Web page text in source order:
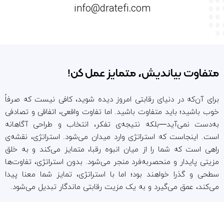
info@dratefi.com
متفاوت بیاندیش، متمایز عمل کن!
برای آن‌که در دنیای رقابتی امروز دیده شوید، کافی نیست که صرفاً
خوب باشید؛ باید متفاوت باشید. اما تفاوت واقعی، اتفاقی و تصادفی
به‌دست نمی‌آید—بلکه نتیجه‌ی تفکر، انتخاب و طراحی آگاهانه
است. اینجاست که استراتژی وارد میدان می‌شود. استراتژی، نقشه‌ی
راهی است که شما را از میان انبوه رقبا، متمایز می‌کند و به خلق
مزیتی پایدار و منحصر‌به‌فرد منجر می‌شود. بدون استراتژی، تفاوت‌ها
سطحی و گذرا خواهند بود؛ اما با استراتژی، تمایز شما معنا پیدا
می‌کند، عمق می‌گیرد و به یک مزیت رقابتی ماندگار تبدیل می‌شود.